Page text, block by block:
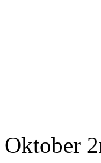
Oktober